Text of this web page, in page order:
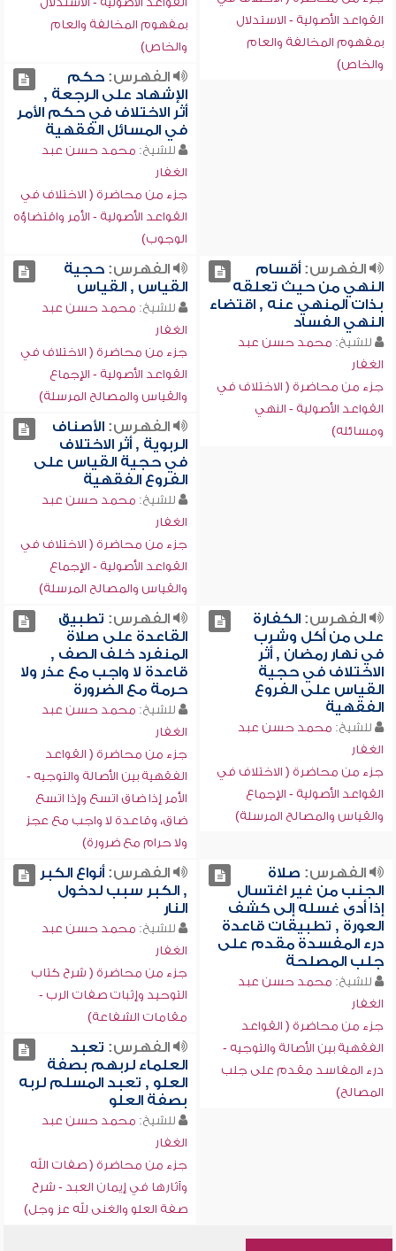
القواعد الأصولية - الاستدلال
بمفهوم المخالفة والعام
والخاص)
بمفهوم المخالفة والعام
والخاص)
الفهرس:حكم
الإشهاد على الرجعة ,
أثر الاختلاف في حكم الأمر
في المسائل الفقهية
للشيخ: محمد حسن عبد
الغفار
جزء من محاضرة ( الاختلاف في
القواعد الأصولية - الأمر واقتضاؤه
الوجوب)
الفهرس:أقسام
النهي من حيث تعلقه
بذات المنهي عنه , اقتضاء
النهي الفساد
للشيخ: محمد حسن عبد
الغفار
جزء من محاضرة ( الاختلاف في
القواعد الأصولية - النهي
ومسائله)
الفهرس:حجية
القياس , القياس
للشيخ: محمد حسن عبد
الغفار
جزء من محاضرة ( الاختلاف في
القواعد الأصولية - الإجماع
والقياس والمصالح المرسلة)
الفهرس:الأصناف
الربوية , أثر الاختلاف
في حجية القياس على
الفروع الفقهية
للشيخ: محمد حسن عبد
الغفار
جزء من محاضرة ( الاختلاف في
القواعد الأصولية - الإجماع
والقياس والمصالح المرسلة)
الفهرس:الكفارة
على من أكل وشرب
في نهار رمضان , أثر
الاختلاف في حجية
القياس على الفروع
الفقهية
للشيخ: محمد حسن عبد
الغفار
جزء من محاضرة ( الاختلاف في
القواعد الأصولية - الإجماع
والقياس والمصالح المرسلة)
الفهرس: تطبيق
القاعدة على صلاة
المنفرد خلف الصف ,
قاعدة لا واجب مع عذر ولا
حرمة مع الضرورة
للشيخ: محمد حسن عبد
الغفار
جزء من محاضرة ( القواعد
الفقهية بين الأصالة والتوجيه -
الأمر إذا ضاق اتسع وإذا اتسع
ضاق، وقاعدة لا واجب مع عجز
ولا حرام مع ضرورة)
الفهرس: صلاة
الجنب من غير اغتسال
إذا أدى غسله إلى كشف
العورة , تطبيقات قاعدة
درء المفسدة مقدم على
جلب المصلحة
للشيخ: محمد حسن عبد
الغفار
جزء من محاضرة ( القواعد
الفقهية بين الأصالة والتوجيه -
درء المفاسد مقدم على جلب
المصالح)
الفهرس:أنواع الكبر
, الكبر سبب لدخول
النار
للشيخ: محمد حسن عبد
الغفار
جزء من محاضرة ( شرح كتاب
التوحيد وإثبات صفات الرب -
مقامات الشفاعة)
الفهرس: تعبد
العلماء لربهم بصفة
العلو , تعبد المسلم لربه
بصفة العلو
للشيخ: محمد حسن عبد
الغفار
جزء من محاضرة ( صفات الله
وآثارها في إيمان العبد - شرح
صفة العلو والغنى لله عز وجل)